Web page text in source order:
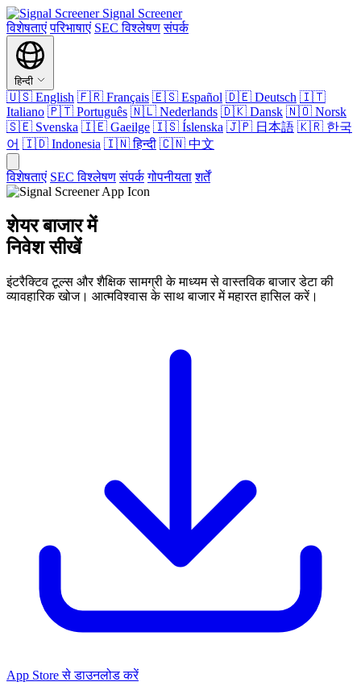
Signal Screener
विशेषताएं परिभाषाएं SEC विश्लेषण संपर्क
हिन्दी
🇺🇸 English 🇫🇷 Français 🇪🇸 Español 🇩🇪 Deutsch 🇮🇹
Italiano 🇵🇹 Português 🇳🇱 Nederlands 🇩🇰 Dansk 🇳🇴 Norsk
🇸🇪 Svenska 🇮🇪 Gaeilge 🇮🇸 Íslenska 🇯🇵 日本語 🇰🇷 한국
어 🇮🇩 Indonesia 🇮🇳हिन्दी 🇨🇳 中文
विशेषताएं SEC विश्लेषण संपर्क गोपनीयता शर्तें
शेयर बाजार में
निवेश सीखें
इंटरैक्टिव टूल्स और शैक्षिक सामग्री के माध्यम से वास्तविक बाजार डेटा की
व्यावहारिक खोज। आत्मविश्वास के साथ बाजार में महारत हासिल करें।
App Store से डाउनलोड करें